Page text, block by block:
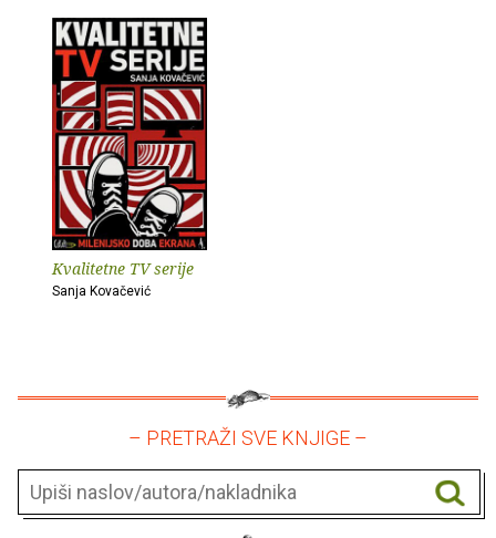
Kvalitetne TV serije
Sanja Kovačević
– PRETRAŽI SVE KNJIGE –